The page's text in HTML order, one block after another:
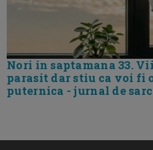
Nori in saptamana 33.
parasit dar stiu ca voi fi
puternica - jurnal de